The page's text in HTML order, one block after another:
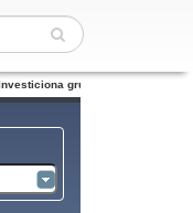
grupa dd Sarajevo: 0,72